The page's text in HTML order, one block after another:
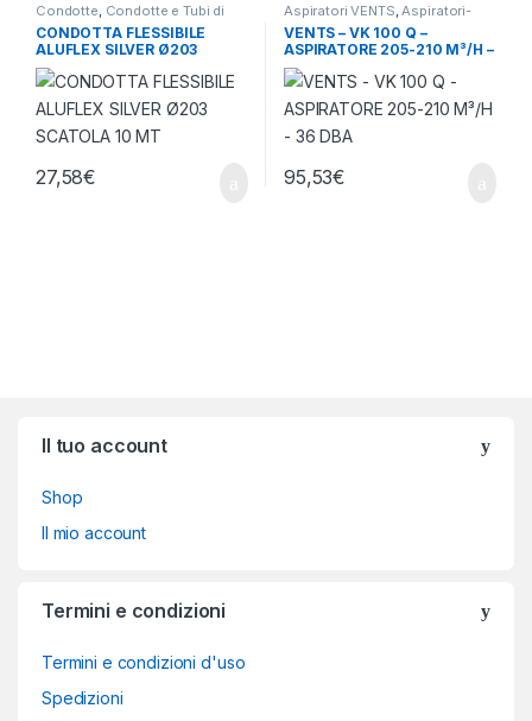
Condotte, Condotte e Tubi di
Aspirazione , Ventilazione - Aria
CONDOTTA FLESSIBILE
ALUFLEX SILVER Ø203
SCATOLA 10 MT
27,58€
Aspiratori VENTS,Aspiratori-
Ventilatori,Ventilazione - Aria
VENTS – VK 100 Q –
ASPIRATORE 205-210 M³/H –
36 DBA
95,53€
Il tuo account
Shop
Il mio account
Termini e condizioni
Termini e condizioni d'uso
Spedizioni